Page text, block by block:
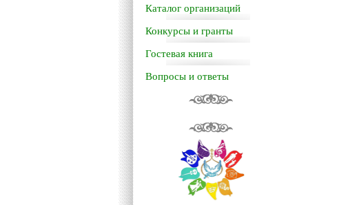
Каталог организаций
Конкурсы и гранты
Гостевая книга
Вопросы и ответы